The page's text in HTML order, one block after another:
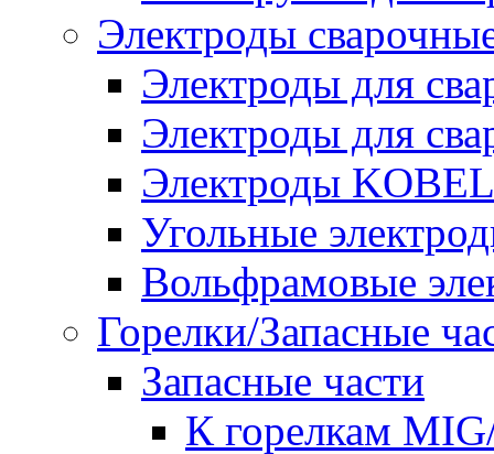
Электроды
Электроды для
Электроды для
Электроды
Угольные
Вольфрамовые
Горелки/Запасные
Запасные части
К горелкам